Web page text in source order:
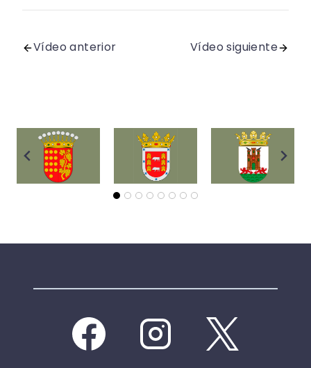
Vídeo anterior Vídeo siguiente